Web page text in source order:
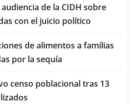
de la CIDH sobre
con el juicio político
de alimentos a familias
por la sequía
censo poblacional tras 13